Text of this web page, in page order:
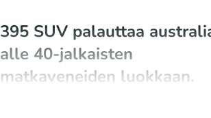
395 SUV palauttaa
alle 40-jalkaisten
matkaveneiden luokkaan.